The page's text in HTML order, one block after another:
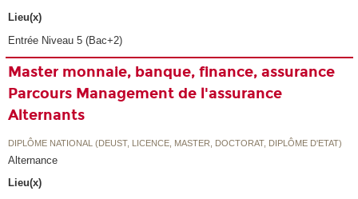
Lieu(x)
Entrée Niveau 5 (Bac+2)
Master monnaie, banque, finance, assurance
Parcours Management de l'assurance
Alternants
DIPLÔME NATIONAL (DEUST, LICENCE, MASTER, DOCTORAT, DIPLÔME D'ETAT)
Alternance
Lieu(x)